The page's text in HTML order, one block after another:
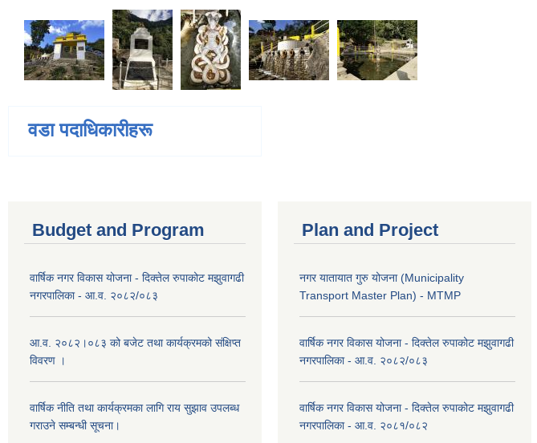
वडा पदाधिकारीहरू
Budget and Program
वार्षिक नगर विकास योजना - दिक्तेल रुपाकोट मझुवागढी
नगरपालिका - आ.व. २०८२/०८३
आ.व. २०८२।०८३ को बजेट तथा कार्यक्रमको संक्षिप्त
विवरण ।
वार्षिक नीति तथा कार्यक्रमका लागि राय सुझाव उपलब्ध
गराउने सम्बन्धी सूचना।
Plan and Project
नगर यातायात गुरु योजना (Municipality
Transport Master Plan) - MTMP
वार्षिक नगर विकास योजना - दिक्तेल रुपाकोट मझुवागढी
नगरपालिका - आ.व. २०८२/०८३
वार्षिक नगर विकास योजना - दिक्तेल रुपाकोट मझुवागढी
नगरपालिका - आ.व. २०८१/०८२